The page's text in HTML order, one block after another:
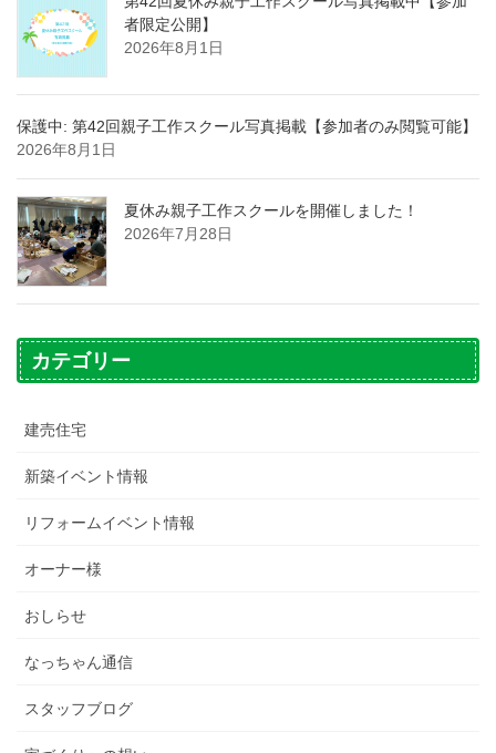
者限定公開】
2026年8月1日
保護中: 第42回親子工作スクール写真掲載【参加者のみ閲覧可能】
2026年8月1日
夏休み親子工作スクールを開催しました！
2026年7月28日
カテゴリー
建売住宅
新築イベント情報
リフォームイベント情報
オーナー様
おしらせ
なっちゃん通信
スタッフブログ